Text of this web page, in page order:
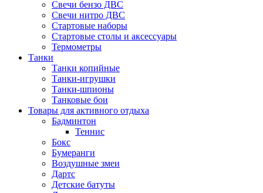
Свечи бензо ДВС
Свечи нитро ДВС
Стартовые наборы
Стартовые столы и аксессуары
Термометры
Танки
Танки копийные
Танки-игрушки
Танки-шпионы
Танковые бои
Товары для активного отдыха
Бадминтон
Теннис
Бокс
Бумеранги
Воздушные змеи
Дартс
Детские батуты